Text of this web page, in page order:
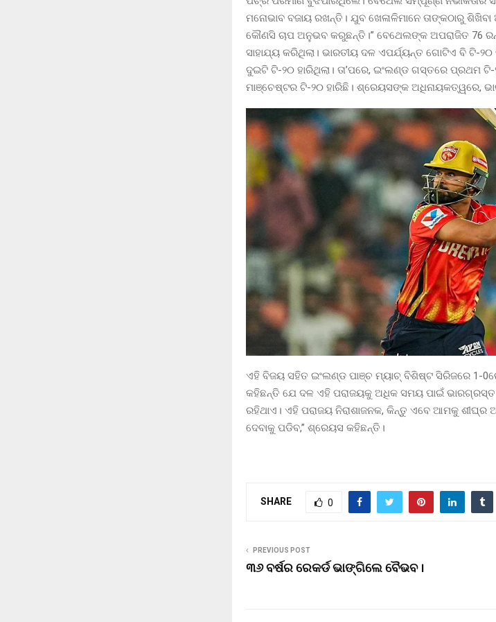
ମନୋଭାବ ବଜାୟ ରଖନ୍ତି। ଯୁବ ଖେଳାଳିମାନେ ତାଙ୍କଠାରୁ
କୌଣସି ଚାପ ଅନୁଭବ କରୁଛନ୍ତି।” ବେଥେଲଙ୍କ ଅପରାଜିତ 76
ସାହାଯ୍ୟ କରିଥିଲା। ଭାରତୀୟ ଦଳ ଏପର୍ଯ୍ୟନ୍ତ ଗୋଟିଏ ବି ଟି-
ଦୁଇଟି ଟି-୨୦ ହାରିଥିଲା। ତା’ପରେ, ଇଂଲଣ୍ଡ ଗସ୍ତରେ ପ୍ରଥମ ଟି-
ମାଞ୍ଚେଷ୍ଟର ଟି-୨୦ ହାରିଛି। ଶ୍ରେୟସଙ୍କ ଅଧିନାୟକତ୍ୱରେ,
ଏହି ବିଜୟ ସହିତ ଇଂଲଣ୍ଡ ପାଞ୍ଚ ମ୍ୟାଚ୍ ବିଶିଷ୍ଟ ସିରିଜରେ 1-
କହିଛନ୍ତି ଯେ ଦଳ ଏହି ପରାଜୟକୁ ଅଧିକ ସମୟ ପାଇଁ ଭାରଗ୍ରସ୍ତ
ରହିଥାଏ। ଏହି ପରାଜୟ ନିରାଶାଜନକ, କିନ୍ତୁ ଏବେ ଆମକୁ ଶୀଘ୍ର
ଦେବାକୁ ପଡିବ,” ଶ୍ରେୟସ କହିଛନ୍ତି।
SHARE 0
PREVIOUS POST
୩୬ ବର୍ଷର ରେକର୍ଡ ଭାଙ୍ଗିଲେ ବୈଭବ ।